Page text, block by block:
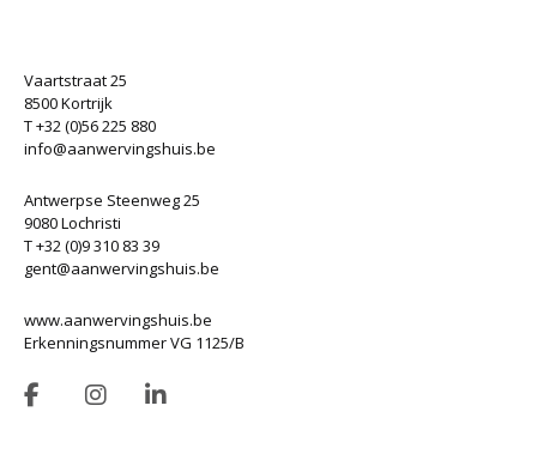
Vaartstraat 25
8500 Kortrijk
T +32 (0)56 225 880
info@aanwervingshuis.be
Antwerpse Steenweg 25
9080 Lochristi
T +32 (0)9 310 83 39
gent@aanwervingshuis.be
www.aanwervingshuis.be
Erkenningsnummer VG 1125/B